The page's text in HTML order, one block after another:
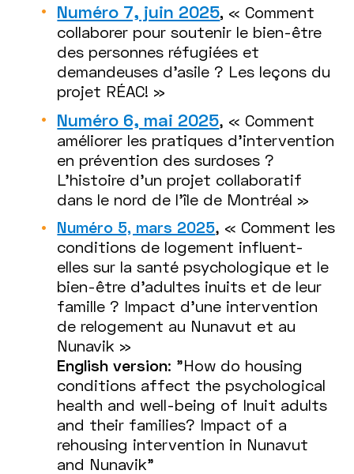
Numéro 7, juin 2025, « Comment
collaborer pour soutenir le bien-être
des personnes réfugiées et
demandeuses d’asile ? Les leçons du
projet RÉAC! »
Numéro 6, mai 2025, « Comment
améliorer les pratiques d’intervention
en prévention des surdoses ?
L'histoire d'un projet collaboratif
dans le nord de l'île de Montréal »
Numéro 5, mars 2025, « Comment les
conditions de logement influent-
elles sur la santé psychologique et le
bien-être d’adultes inuits et de leur
famille ? Impact d'une intervention
de relogement au Nunavut et au
Nunavik »
English version: "How do housing
conditions affect the psychological
health and well-being of Inuit adults
and their families? Impact of a
rehousing intervention in Nunavut
and Nunavik"